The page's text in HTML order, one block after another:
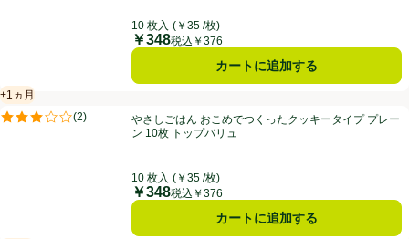
10 枚入 (￥35 /枚)
価格
￥348税込￥376
カートに追加する
やさしごはん おこめでつくったクッキータイプ プレーン 10枚 トップ
+1ヵ月
賞味・消費期限保証：1ヵ月
(2)
評価は2件のレビューで5点中3.0点。やさしごはん おこめでつくったクッキータイプ プレー
ン 10枚 トップバリュ
10 枚入 (￥35 /枚)
価格
￥348税込￥376
カートに追加する